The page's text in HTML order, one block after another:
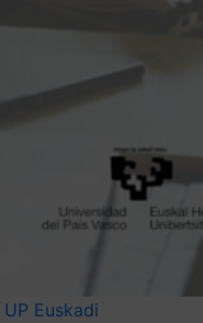
UP Euskadi